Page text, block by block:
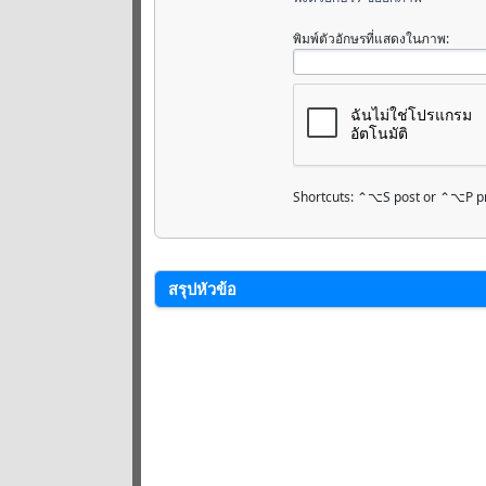
พิมพ์ตัวอักษรที่แสดงในภาพ:
Shortcuts: ⌃⌥S post or ⌃⌥P
สรุปหัวข้อ